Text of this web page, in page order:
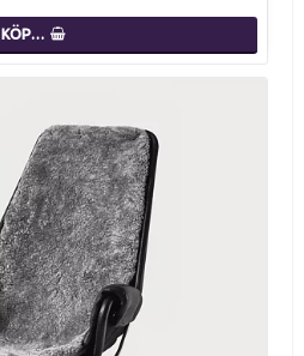
KÖP…